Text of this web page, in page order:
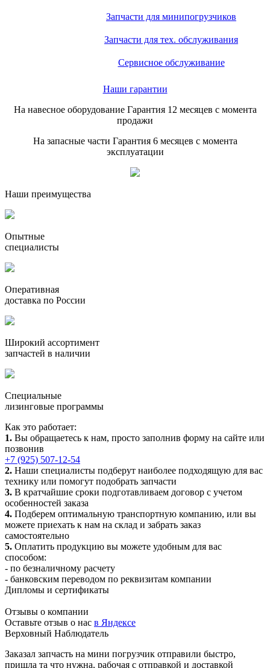
Запчасти для минипогрузчиков
Запчасти для тех. обслуживания
Сервисное обслуживание
Наши гарантии
На навесное оборудование Гарантия 12 месяцев с момента
продажи
На запасные части Гарантия 6 месяцев с момента
эксплуатации
Наши преимущества
Опытные
специалисты
Оперативная
доставка по России
Широкий ассортимент
запчастей в наличии
Специальные
лизинговые программы
Как это работает:
1. Вы обращаетесь к нам, просто заполнив форму на сайте или
позвонив
+7 (925) 507-12-54
2. Наши специалисты подберут наиболее подходящую для вас
технику или помогут подобрать запчасти
3. В кратчайшие сроки подготавливаем договор с учетом
особенностей заказа
4. Подберем оптимальную транспортную компанию, или вы
можете приехать к нам на склад и забрать заказ
самостоятельно
5. Оплатить продукцию вы можете удобным для вас
способом:
- по безналичному расчету
- банковским переводом по реквизитам компании
Дипломы и сертификаты
Отзывы о компании
Оставьте отзыв о нас в Яндексе
Верховный Наблюдатель
Заказал запчасть на мини погрузчик отправили быстро,
пришла та что нужна, рабочая с отправкой и доставкой